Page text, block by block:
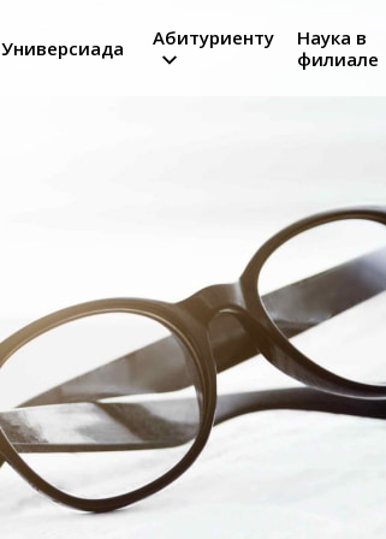
Универсиада Абитуриенту
Наука в
филиале